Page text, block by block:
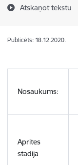
Atskaņot tekstu
Publicēts: 18.12.2020.
Nosaukums:
Aprites
stadija